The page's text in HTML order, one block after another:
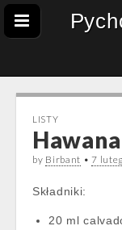
LISTY
Hawana
by Birbant •7
Składniki:
20 ml